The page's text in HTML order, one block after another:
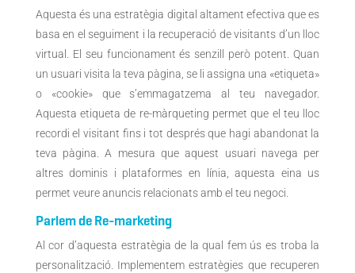
Aquesta és una estratègia digital altament efectiva que es
basa en el seguiment i la recuperació de visitants d’un lloc
virtual. El seu funcionament és senzill però potent. Quan
un usuari visita la teva pàgina, se li assigna una «etiqueta»
o «cookie» que s’emmagatzema al teu navegador.
Aquesta etiqueta de re-màrqueting permet que el teu lloc
recordi el visitant fins i tot després que hagi abandonat la
teva pàgina. A mesura que aquest usuari navega per
altres dominis i plataformes en línia, aquesta eina us
permet veure anuncis relacionats amb el teu negoci.
Parlem de Re-marketing
Al cor d’aquesta estratègia de la qual fem úses troba la
personalització. Implementem estratègies que recuperen